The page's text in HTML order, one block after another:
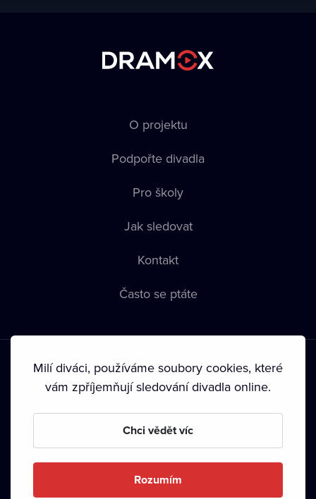
O projektu
Podpořte divadla
Pro školy
Jak sledovat
Kontakt
Často se ptáte
Podmínky používání • Ochrana soukromí • Zásady používání
• Autorská práva•
Milí diváci, používáme soubory cookies, které
vám zpříjemňují sledování divadla online.
Chci vědět víc
Rozumím